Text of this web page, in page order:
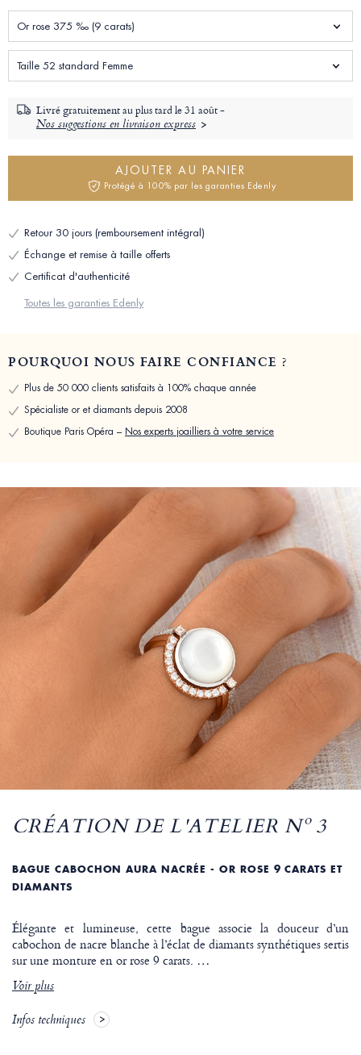
Or rose 375 ‰ (9 carats)
Taille 52 standard Femme
Livré gratuitement au plus tard le31 août -
Nos suggestions en livraison express
AJOUTER AU PANIER
Protégé à 100% par les garanties Edenly
Retour 30 jours (remboursement intégral)
Échange et remise à taille offerts
Certificat d'authenticité
Toutes les garanties Edenly
POURQUOI NOUS FAIRE CONFIANCE ?
Plus de 50 000 clients satisfaits à 100% chaque année
Spécialiste or et diamants depuis 2008
Boutique Paris Opéra – Nos experts joailliers à votre service
CRÉATION DE L'ATELIER Nº 3
BAGUE CABOCHON AURA NACRÉE - OR ROSE 9 CARATS ET
DIAMANTS
Élégante et lumineuse, cette bague associe la douceur d’un
cabochon de nacre blanche à l’éclat de diamants synthétiques sertis
sur une monture en or rose 9 carats. …
Voir plus
Infos techniques